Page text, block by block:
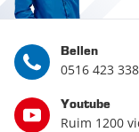
Bellen
0516 423 338
Youtube
Ruim 1200